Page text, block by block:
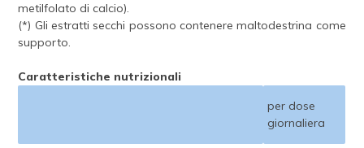
metilfolato di calcio).
(*) Gli estratti secchi possono contenere maltodestrina come
supporto.
Caratteristiche nutrizionali
per dose
giornaliera